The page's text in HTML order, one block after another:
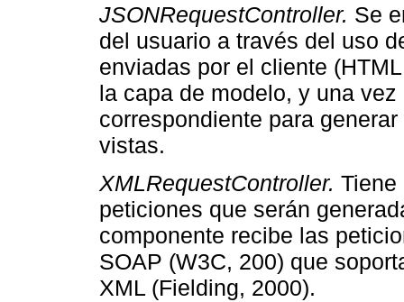
JSONRequestController. Se
del usuario a través del uso
enviadas por el cliente
la capa de modelo, y una
correspondiente para
vistas.
XMLRequestController. Tiene
peticiones que serán
componente recibe las
SOAP (W3C, 200) que
XML (Fielding, 2000).